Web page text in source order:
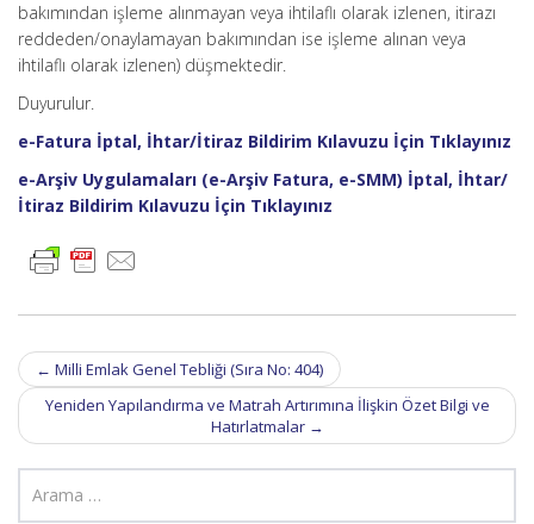
bakımından işleme alınmayan veya ihtilaflı olarak izlenen, itirazı
reddeden/onaylamayan bakımından ise işleme alınan veya
ihtilaflı olarak izlenen) düşmektedir.
Duyurulur.
e-Fatura İptal, İhtar/İtiraz Bildirim Kılavuzu İçin Tıklayınız
e-Arşiv Uygulamaları (e-Arşiv Fatura, e-SMM) İptal, İhtar/
İtiraz Bildirim Kılavuzu İçin Tıklayınız
Post
navigation
← Milli Emlak Genel Tebliği (Sıra No: 404)
Yeniden Yapılandırma ve Matrah Artırımına İlişkin Özet Bilgi ve
Hatırlatmalar →